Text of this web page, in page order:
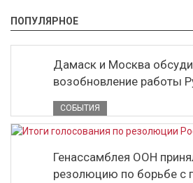
ПОПУЛЯРНОЕ
Дамаск и Москва
возобновление работы
СОБЫТИЯ
Генассамблея ООН
резолюцию по борьбе с